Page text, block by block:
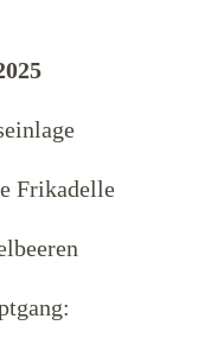
Frikadelle